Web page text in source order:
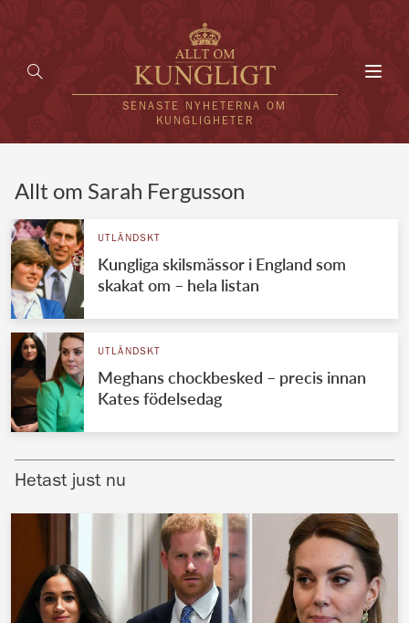
SENASTE NYHETERNA OM
KUNGLIGHETER
UTLÄNDSKT
VÄRLDENS KUNGAHUS
Svenska kungahuset
Brittiska kungahuset
Nederländska kungahuset
Belgiska kungahuset
Jordanska kungahuset
REDAKTION
Allt om Sarah Fergusson
UTLÄNDSKT
Kungliga skilsmässor i England som
skakat om – hela listan
UTLÄNDSKT
Meghans chockbesked – precis innan
Kates födelsedag
Hetast just nu